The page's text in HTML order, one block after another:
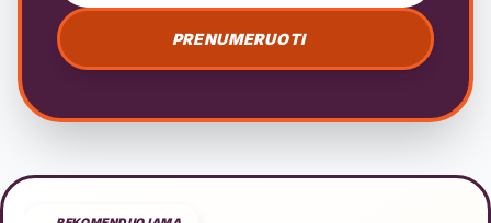
PRENUMERUOTI